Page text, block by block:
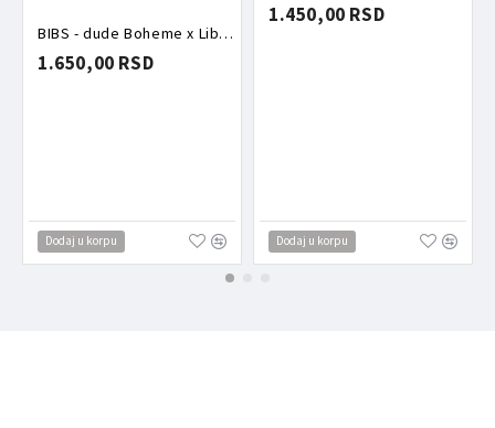
BIBS - dude Boheme x Liberty Oscar Meadow Blossom mix
1.650,00 RSD
Dodaj u korpu
1.450,00 RSD
Dodaj u korpu